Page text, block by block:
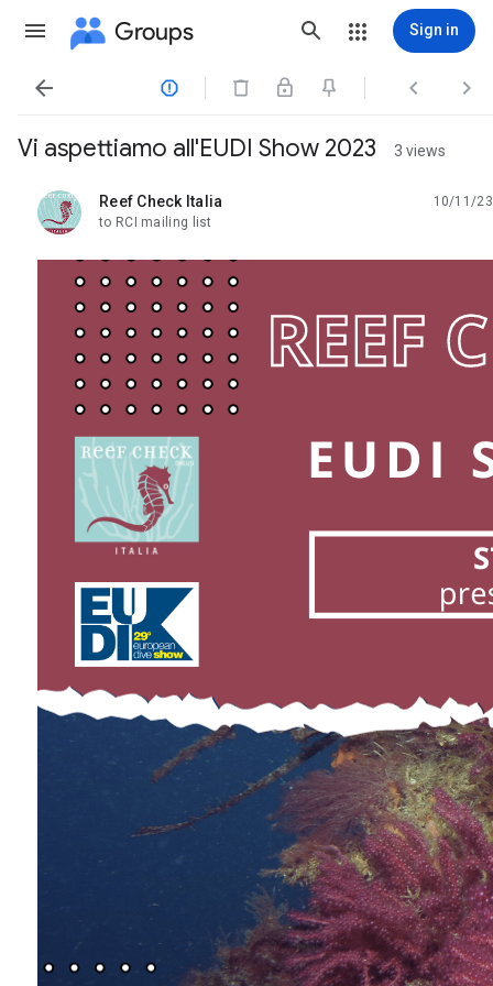
Groups Sign in
   
Vi aspettiamo all'EUDI Show 2023 3 views
Reef Check Italia
unread,
10/11/23
to RCI mailing list